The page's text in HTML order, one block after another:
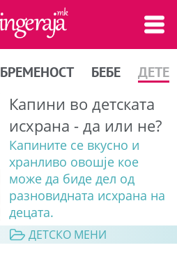
БРЕМЕНОСТ БЕБЕ ДЕТЕ
Капини во детската
исхрана - да или не?
Капините се вкусно и
хранливо овошје кое
може да биде дел од
разновидната исхрана на
децата.
ДЕТСКО МЕНИ